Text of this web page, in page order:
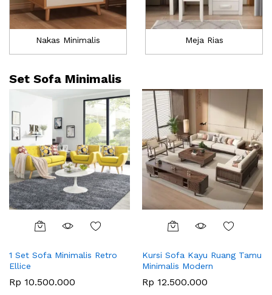
Nakas Minimalis Meja Rias
Set Sofa Minimalis
1 Set Sofa Minimalis Retro
Ellice
Rp 10.500.000
Kursi Sofa Kayu Ruang Tamu
Minimalis Modern
Rp 12.500.000